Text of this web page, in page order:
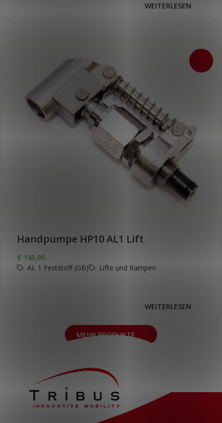
WEITERLESEN
Handpumpe HP10 AL1 Lift
€ 145,00
AL 1 Feststoff (GB)
Lifte und Rampen
WEITERLESEN
MEHR PRODUKTE